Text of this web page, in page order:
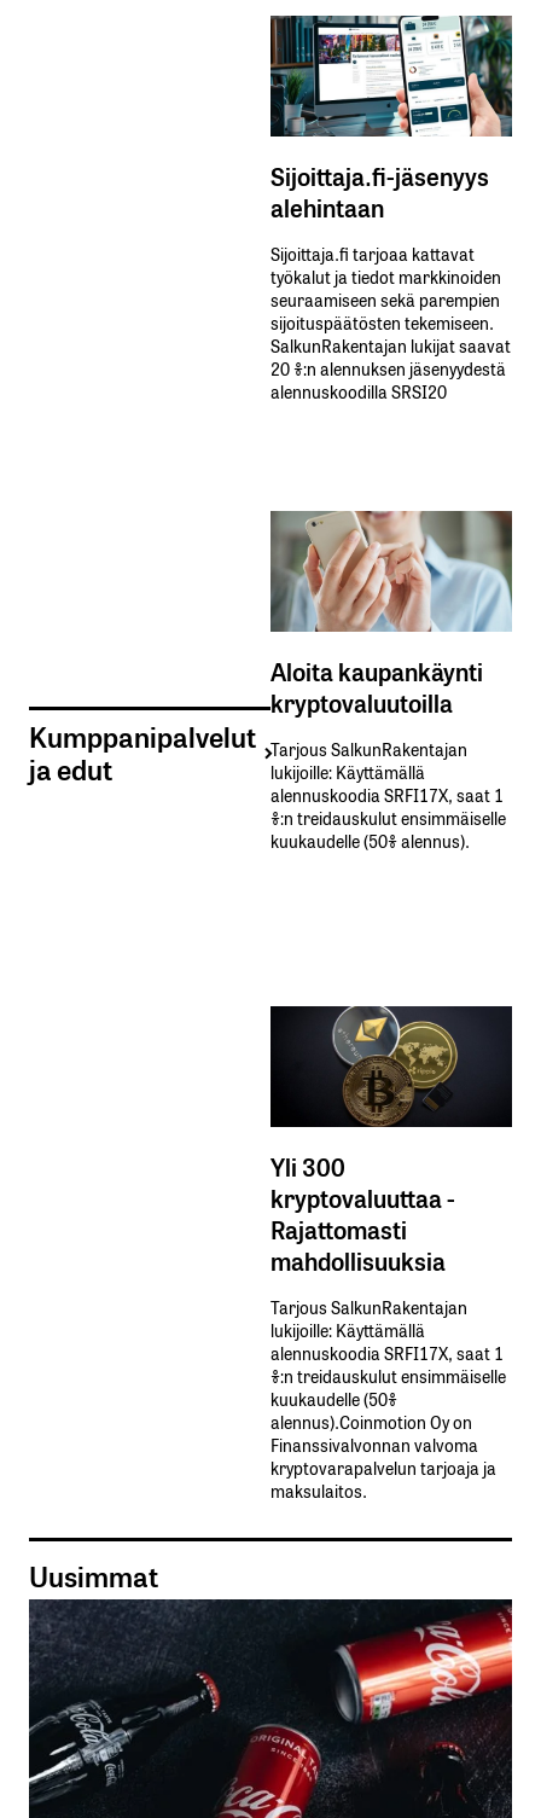
Kumppanipalvelut
ja edut
Sijoittaja.fi-jäsenyys
alehintaan
Sijoittaja.fi tarjoaa kattavat
työkalut ja tiedot markkinoiden
seuraamiseen sekä parempien
sijoituspäätösten tekemiseen.
SalkunRakentajan lukijat saavat
20 %:n alennuksen jäsenyydestä
alennuskoodilla SRSI20
Aloita kaupankäynti
kryptovaluutoilla
Tarjous SalkunRakentajan
lukijoille: Käyttämällä​ ​
alennuskoodia​ ​SRFI17X,​ ​saat​ ​1
%:n treidauskulut​ ​ensimmäiselle​ ​
kuukaudelle​ ​(50%​ ​alennus).
Yli 300
kryptovaluuttaa -
Rajattomasti
mahdollisuuksia
Tarjous SalkunRakentajan
lukijoille: Käyttämällä​ ​
alennuskoodia​ ​SRFI17X,​ ​saat​ ​1
%:n treidauskulut​ ​ensimmäiselle​ ​
kuukaudelle​ ​(50%​ ​
alennus).Coinmotion Oy on
Finanssivalvonnan valvoma
kryptovarapalvelun tarjoaja ja
maksulaitos.
Uusimmat